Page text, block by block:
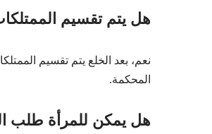
هل يتم تقسيم
نعم، بعد الخلع يتم تقسيم
المحكمة.
هل يمكن للمرأة طلب